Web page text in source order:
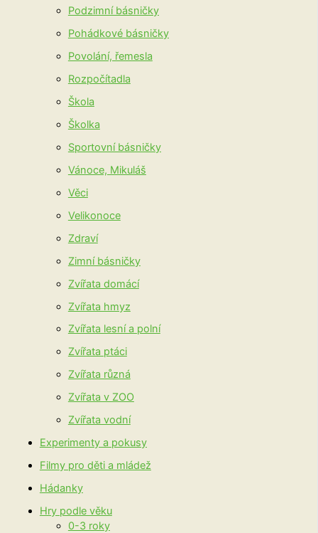
Podzimní básničky
Pohádkové básničky
Povolání, řemesla
Rozpočítadla
Škola
Školka
Sportovní básničky
Vánoce, Mikuláš
Věci
Velikonoce
Zdraví
Zimní básničky
Zvířata domácí
Zvířata hmyz
Zvířata lesní a polní
Zvířata ptáci
Zvířata různá
Zvířata v ZOO
Zvířata vodní
Experimenty a pokusy
Filmy pro děti a mládež
Hádanky
Hry podle věku
0-3 roky